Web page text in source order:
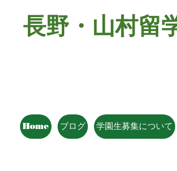
長野・山村
Home ブログ 学園生募集について